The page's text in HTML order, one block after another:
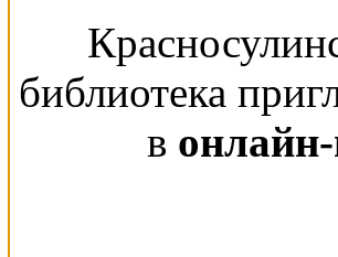
библиотека
в